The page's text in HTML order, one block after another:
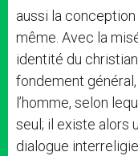
aussi la
même. Avec la
identité du
fondement
l’homme, selon
seul; il existe alors
dialogue